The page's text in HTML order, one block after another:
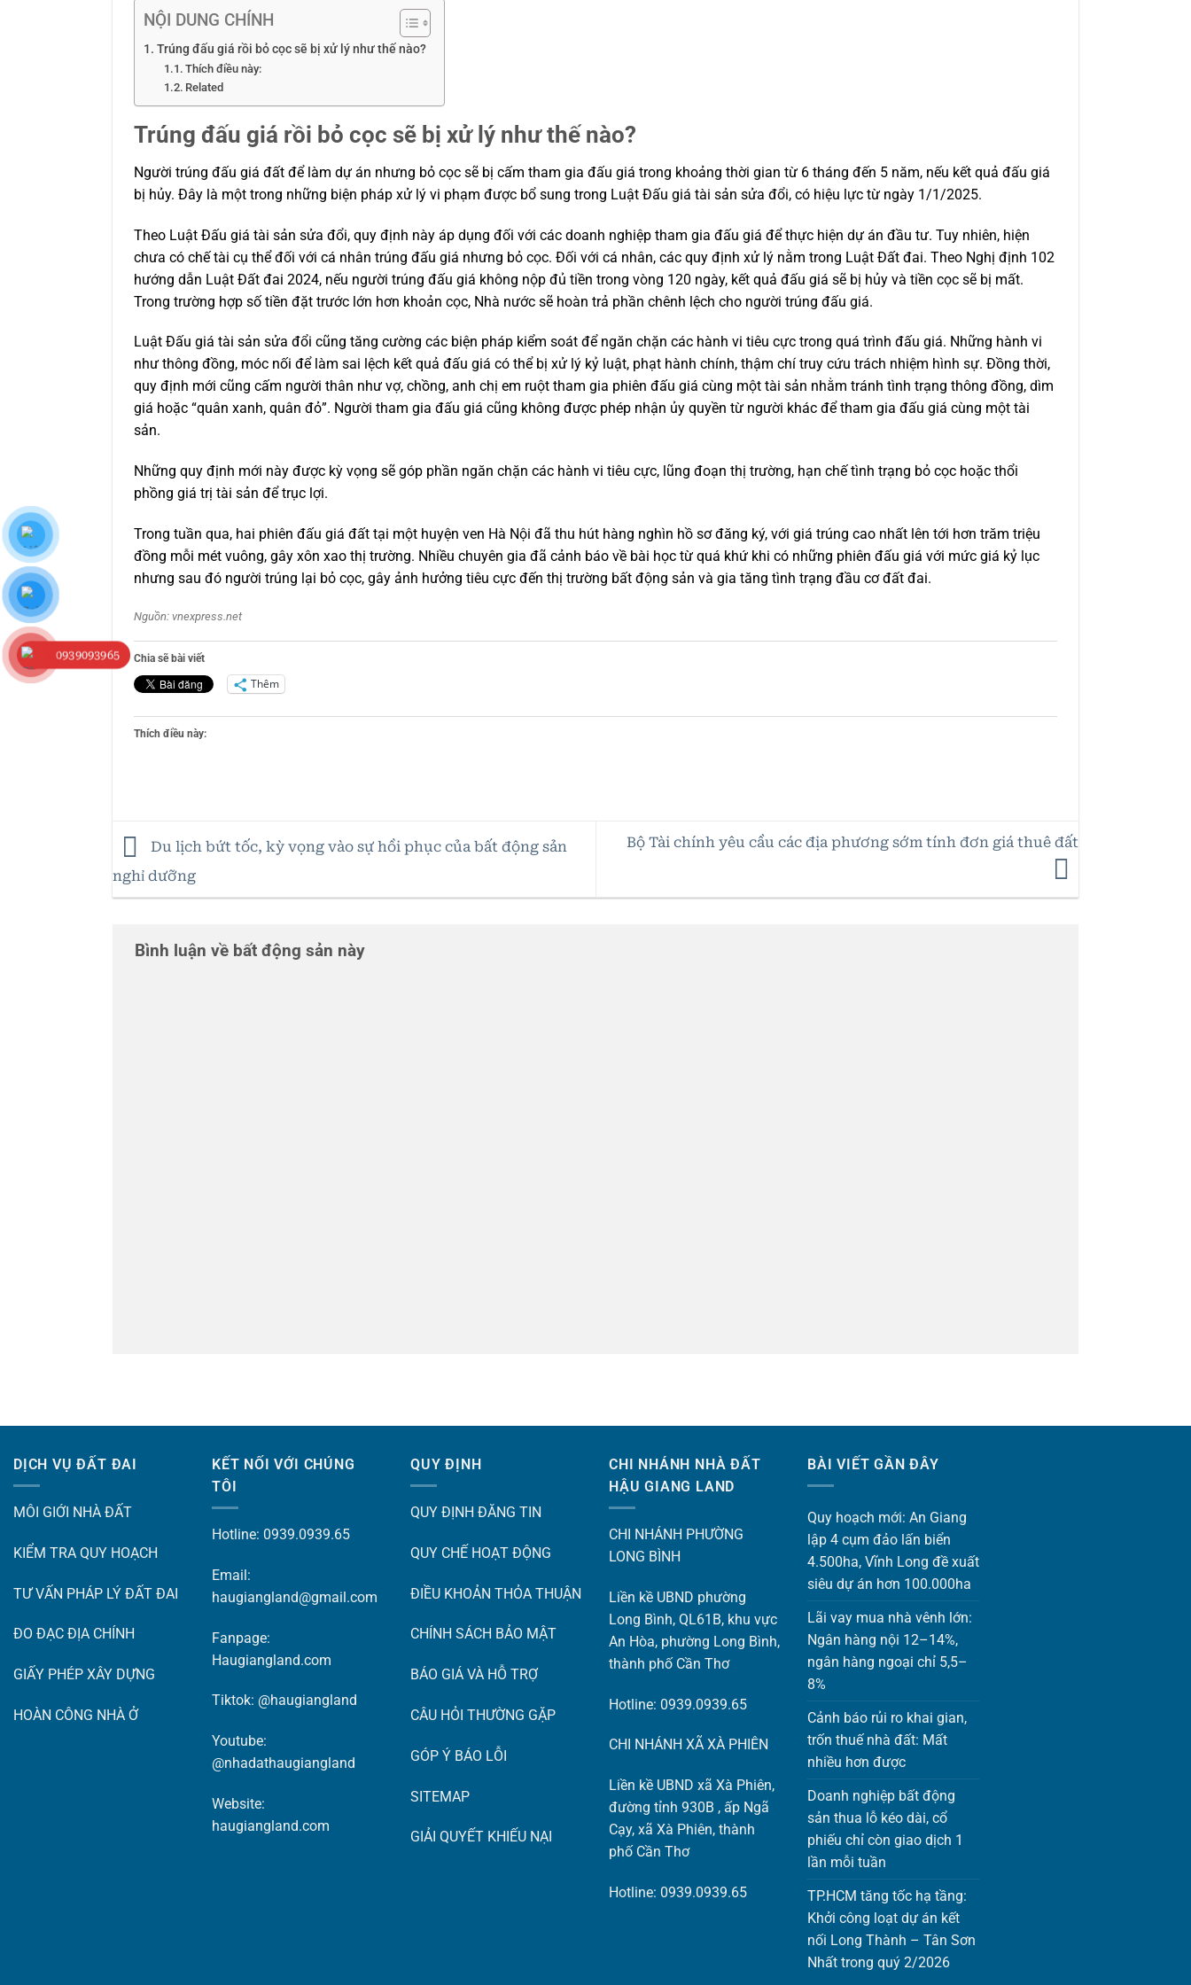
NỘI DUNG CHÍNH
Trúng đấu giá rồi bỏ cọc sẽ bị xử lý như thế nào?
Thích điều này:
Related
Trúng đấu giá rồi bỏ cọc sẽ bị xử lý như thế nào?
Người trúng đấu giá đất để làm dự án nhưng bỏ cọc sẽ bị cấm tham gia đấu giá trong khoảng thời gian từ 6 tháng đến 5 năm, nếu kết quả đấu giá
bị hủy. Đây là một trong những biện pháp xử lý vi phạm được bổ sung trong Luật Đấu giá tài sản sửa đổi, có hiệu lực từ ngày 1/1/2025.
Theo Luật Đấu giá tài sản sửa đổi, quy định này áp dụng đối với các doanh nghiệp tham gia đấu giá để thực hiện dự án đầu tư. Tuy nhiên, hiện
chưa có chế tài cụ thể đối với cá nhân trúng đấu giá nhưng bỏ cọc. Đối với cá nhân, các quy định xử lý nằm trong Luật Đất đai. Theo Nghị định 102
hướng dẫn Luật Đất đai 2024, nếu người trúng đấu giá không nộp đủ tiền trong vòng 120 ngày, kết quả đấu giá sẽ bị hủy và tiền cọc sẽ bị mất.
Trong trường hợp số tiền đặt trước lớn hơn khoản cọc, Nhà nước sẽ hoàn trả phần chênh lệch cho người trúng đấu giá.
Luật Đấu giá tài sản sửa đổi cũng tăng cường các biện pháp kiểm soát để ngăn chặn các hành vi tiêu cực trong quá trình đấu giá. Những hành vi
như thông đồng, móc nối để làm sai lệch kết quả đấu giá có thể bị xử lý kỷ luật, phạt hành chính, thậm chí truy cứu trách nhiệm hình sự. Đồng thời,
quy định mới cũng cấm người thân như vợ, chồng, anh chị em ruột tham gia phiên đấu giá cùng một tài sản nhằm tránh tình trạng thông đồng, dìm
giá hoặc “quân xanh, quân đỏ”. Người tham gia đấu giá cũng không được phép nhận ủy quyền từ người khác để tham gia đấu giá cùng một tài
sản.
Những quy định mới này được kỳ vọng sẽ góp phần ngăn chặn các hành vi tiêu cực, lũng đoạn thị trường, hạn chế tình trạng bỏ cọc hoặc thổi
phồng giá trị tài sản để trục lợi.
Trong tuần qua, hai phiên đấu giá đất tại một huyện ven Hà Nội đã thu hút hàng nghìn hồ sơ đăng ký, với giá trúng cao nhất lên tới hơn trăm triệu
đồng mỗi mét vuông, gây xôn xao thị trường. Nhiều chuyên gia đã cảnh báo về bài học từ quá khứ khi có những phiên đấu giá với mức giá kỷ lục
nhưng sau đó người trúng lại bỏ cọc, gây ảnh hưởng tiêu cực đến thị trường bất động sản và gia tăng tình trạng đầu cơ đất đai.
Nguồn: vnexpress.net
Chia sẽ bài viết
Thêm
Thích điều này:
Du lịch bứt tốc, kỳ vọng vào sự hồi phục của bất động sản
nghỉ dưỡng
Bộ Tài chính yêu cầu các địa phương sớm tính đơn giá thuê đất
Bình luận về bất động sản này
DỊCH VỤ ĐẤT ĐAI
MÔI GIỚI NHÀ ĐẤT
KIỂM TRA QUY HOẠCH
TƯ VẤN PHÁP LÝ ĐẤT ĐAI
ĐO ĐẠC ĐỊA CHÍNH
GIẤY PHÉP XÂY DỰNG
HOÀN CÔNG NHÀ Ở
KẾT NỐI VỚI CHÚNG
TÔI
Hotline: 0939.0939.65
Email:
haugiangland@gmail.com
Fanpage:
Haugiangland.com
Tiktok: @haugiangland
Youtube:
@nhadathaugiangland
Website:
haugiangland.com
QUY ĐỊNH
QUY ĐỊNH ĐĂNG TIN
QUY CHẾ HOẠT ĐỘNG
ĐIỀU KHOẢN THỎA THUẬN
CHÍNH SÁCH BẢO MẬT
BÁO GIÁ VÀ HỖ TRỢ
CÂU HỎI THƯỜNG GẶP
GÓP Ý BÁO LỖI
SITEMAP
GIẢI QUYẾT KHIẾU NẠI
CHI NHÁNH NHÀ ĐẤT
HẬU GIANG LAND
CHI NHÁNH PHƯỜNG
LONG BÌNH
Liền kề UBND phường
Long Bình, QL61B, khu vực
An Hòa, phường Long Bình,
thành phố Cần Thơ
Hotline: 0939.0939.65
CHI NHÁNH XÃ XÀ PHIÊN
Liền kề UBND xã Xà Phiên,
đường tỉnh 930B , ấp Ngã
Cạy, xã Xà Phiên, thành
phố Cần Thơ
Hotline: 0939.0939.65
BÀI VIẾT GẦN ĐÂY
Quy hoạch mới: An Giang
lập 4 cụm đảo lấn biển
4.500ha, Vĩnh Long đề xuất
siêu dự án hơn 100.000ha
Lãi vay mua nhà vênh lớn:
Ngân hàng nội 12–14%,
ngân hàng ngoại chỉ 5,5–
8%
Cảnh báo rủi ro khai gian,
trốn thuế nhà đất: Mất
nhiều hơn được
Doanh nghiệp bất động
sản thua lỗ kéo dài, cổ
phiếu chỉ còn giao dịch 1
lần mỗi tuần
TP.HCM tăng tốc hạ tầng:
Khởi công loạt dự án kết
nối Long Thành – Tân Sơn
Nhất trong quý 2/2026
0939093965